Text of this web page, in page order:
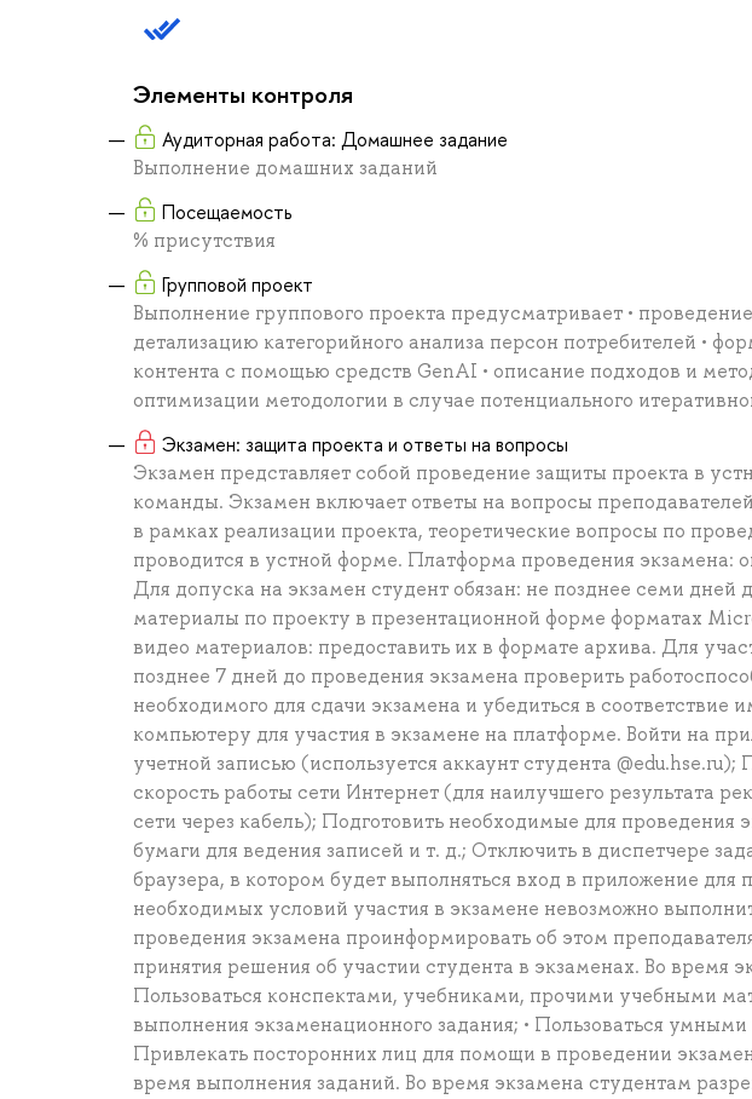
Элементы контроля
Аудиторная работа: Домашнее задание
Выполнение домашних заданий
Посещаемость
% присутствия
Групповой проект
Выполнение группового проекта предусматривает •
детализацию категорийного анализа персон потребителей •
контента с помощью средств GenAI • описание подходов и
оптимизации методологии в случае потенциального
Экзамен: защита проекта и ответы на вопросы
Экзамен представляет собой проведение защиты проекта в
команды. Экзамен включает ответы на вопросы
в рамках реализации проекта, теоретические вопросы по
проводится в устной форме. Платформа проведения экзамена:
Для допуска на экзамен студент обязан: не позднее семи дней
материалы по проекту в презентационной форме форматах
видео материалов: предоставить их в формате архива. Для
позднее 7 дней до проведения экзамена проверить
необходимого для сдачи экзамена и убедиться в
компьютеру для участия в экзамене на платформе. Войти на
учетной записью (используется аккаунт студента
скорость работы сети Интернет (для наилучшего результата
сети через кабель); Подготовить необходимые для проведения
бумаги для ведения записей и т. д.; Отключить в диспетчере
браузера, в котором будет выполняться вход в приложение для
необходимых условий участия в экзамене невозможно
проведения экзамена проинформировать об этом
принятия решения об участии студента в экзаменах. Во время
Пользоваться конспектами, учебниками, прочими учебными
выполнения экзаменационного задания; • Пользоваться
Привлекать посторонних лиц для помощи в проведении
время выполнения заданий. Во время экзамена студентам